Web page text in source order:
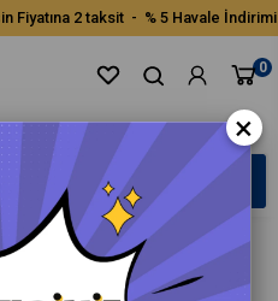
Fiyatına 2 taksit - % 5 Havale İndirimi
0
›
×